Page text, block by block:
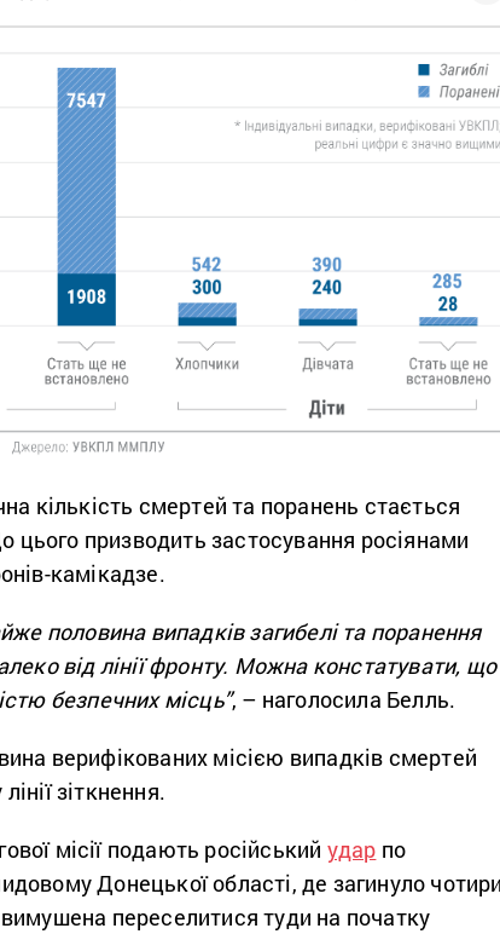
кількість смертей та поранень стається
цього призводить застосування росіянами
камікадзе.
половина випадків загибелі та поранення
від лінії фронту. Можна констатувати,
безпечних місць”, – наголосила Белль.
верифікованих місією випадків смертей
зіткнення.
місії подають російський удар по
Донецької області, де загинуло
переселитися туди на початку